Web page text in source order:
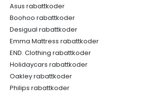
Asus rabattkoder
Boohoo rabattkoder
Desigual rabattkoder
Emma Mattress rabattkoder
END. Clothing rabattkoder
Holidaycars rabattkoder
Oakley rabattkoder
Philips rabattkoder